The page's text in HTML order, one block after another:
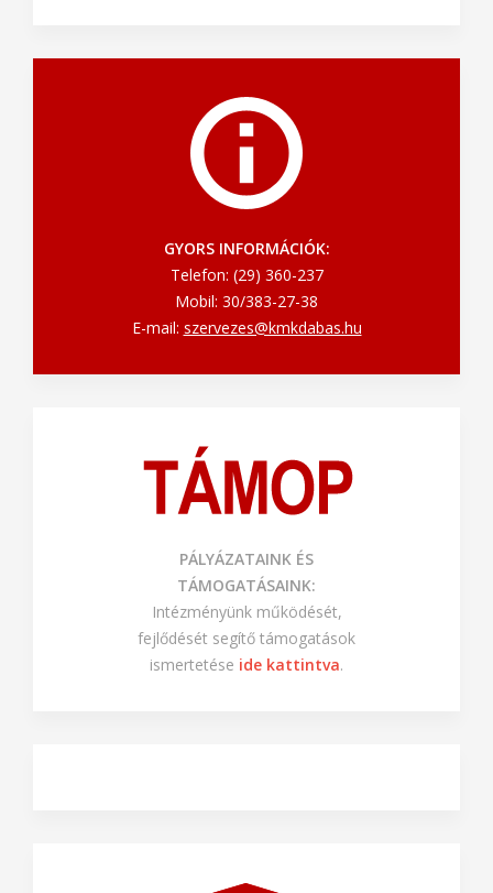
GYORS INFORMÁCIÓK:
Telefon: (29) 360-237
Mobil: 30/383-27-38
E-mail: szervezes@kmkdabas.hu
PÁLYÁZATAINK ÉS
TÁMOGATÁSAINK:
Intézményünk működését,
fejlődését segítő támogatások
ismertetése ide kattintva.